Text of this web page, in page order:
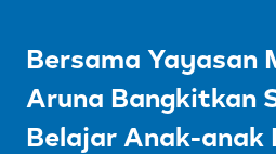
Bersama Yayasan
Aruna Bangkitkan
Belajar Anak-anak